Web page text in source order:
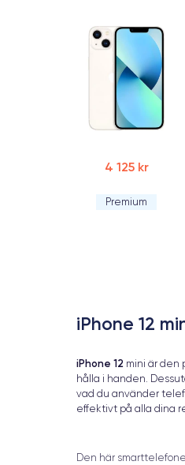
4 125 kr
Premium
iPhone 12
iPhone 12 mini är den
hålla i handen.
vad du använder
effektivt på alla dina
Den här